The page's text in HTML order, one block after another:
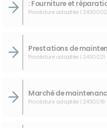
Procédure adaptée | 24S0002
Procédure adaptée | 24S0021
Procédure adaptée | 24S0019